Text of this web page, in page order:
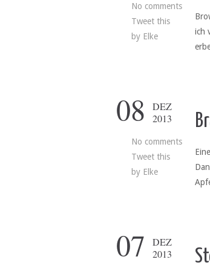
No comments
Tweet this
by Elke
ich
08
DEZ
2013
No comments
Tweet this
by Elke
07
DEZ
2013